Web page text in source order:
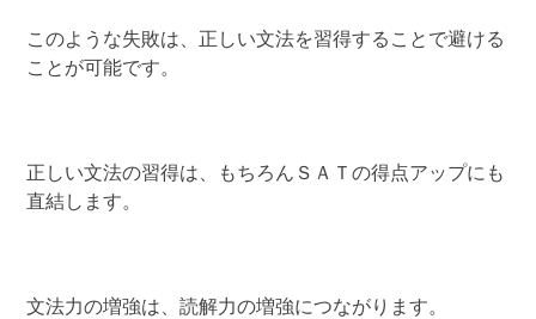
このような失敗は、正しい文法を習得することで避ける
ことが可能です。
正しい文法の習得は、もちろんＳＡＴの得点アップにも
直結します。
文法力の増強は、読解力の増強につながります。